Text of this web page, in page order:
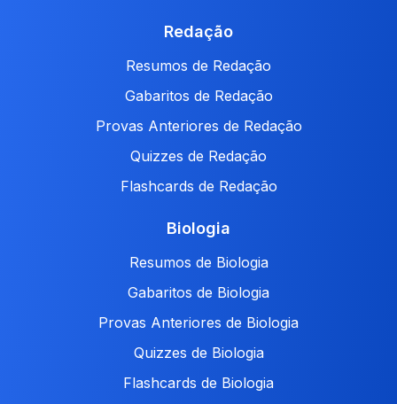
Redação
Resumos de Redação
Gabaritos de Redação
Provas Anteriores de Redação
Quizzes de Redação
Flashcards de Redação
Biologia
Resumos de Biologia
Gabaritos de Biologia
Provas Anteriores de Biologia
Quizzes de Biologia
Flashcards de Biologia